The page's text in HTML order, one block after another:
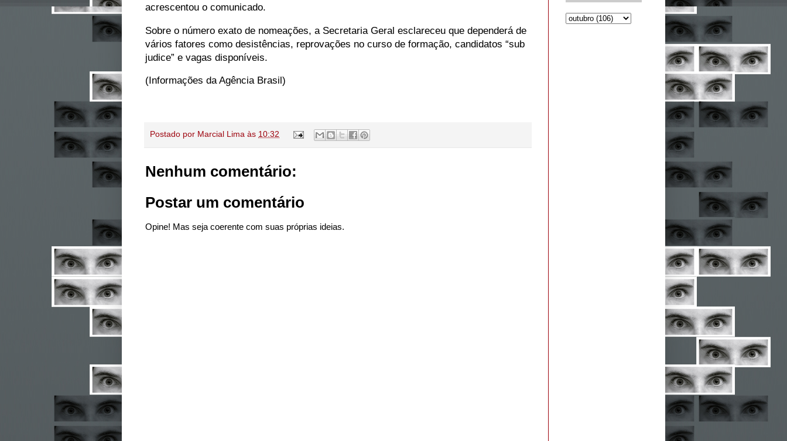
acrescentou o comunicado.
Sobre o número exato de nomeações, a Secretaria Geral esclareceu que dependerá de
vários fatores como desistências, reprovações no curso de formação, candidatos “sub
judice” e vagas disponíveis.
(Informações da Agência Brasil)
Postado por Marcial Lima às 10:32
Nenhum comentário:
Postar um comentário
Opine! Mas seja coerente com suas próprias ideias.